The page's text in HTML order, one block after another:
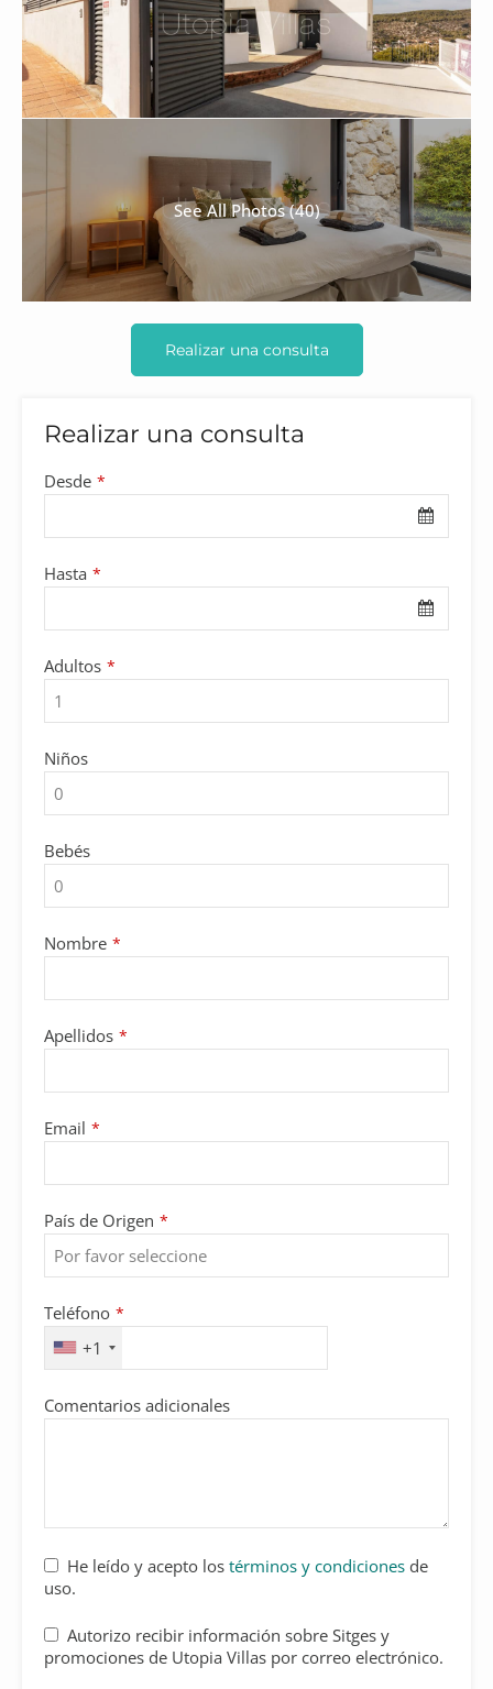
See All Photos (40)
Realizar una consulta
Realizar una consulta
Desde *
Hasta *
Adultos *
Niños
Bebés
Phone
Number *
Nombre *
Apellidos *
Email *
País de Origen *
Teléfono *
+1
Comentarios adicionales
He leído y acepto los términos y condiciones de
uso.
Autorizo recibir información sobre Sitges y
promociones de Utopia Villas por correo electrónico.